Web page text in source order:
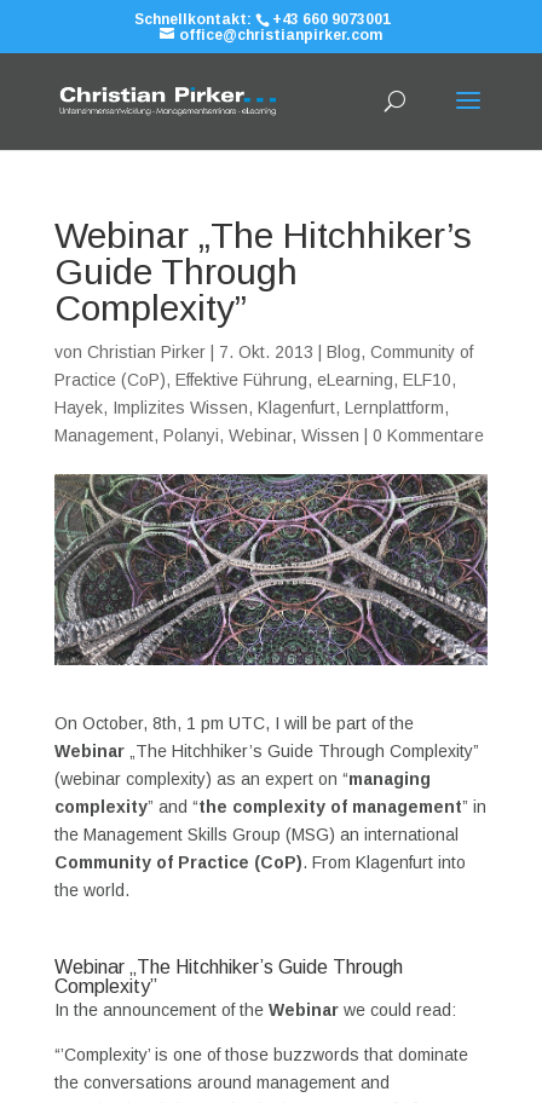
Schnellkontakt:
+43 660 9073001
office@christianpirker.com
Webinar „The Hitchhiker’s
Guide Through
Complexity”
von Christian Pirker| 7. Okt. 2013 Blog, Community of
Practice (CoP), Effektive Führung, eLearning, ELF10,
Hayek, Implizites Wissen, Klagenfurt, Lernplattform,
Management, Polanyi, Webinar, Wissen 0 Kommentare
On October, 8th, 1 pm UTC, I will be part of the
Webinar„The Hitchhiker’s Guide Through Complexity”
(webinar complexity) as an expert on “managing
complexity” and “the complexity of management” in
the Management Skills Group (MSG) an international
Community of Practice (CoP). From Klagenfurt into
the world.
Webinar „The Hitchhiker’s Guide Through
Complexity”
In the announcement of the Webinarwe could read:
“’Complexity’ is one of those buzzwords that dominate
the conversations around management and